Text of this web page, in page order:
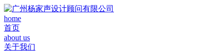
home
首页
about us
关于我们